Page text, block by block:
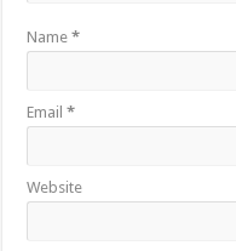
Name*
Email*
Website